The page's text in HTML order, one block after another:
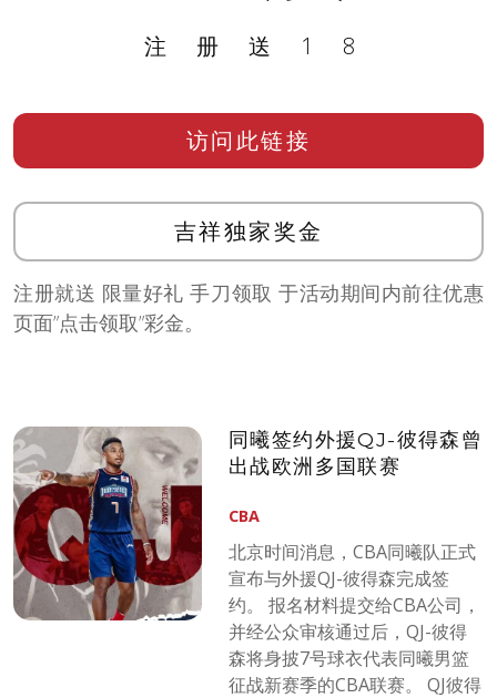
同曦签约外援QJ-彼得森曾
出战欧洲多国联赛
CBA
北京时间消息，CBA同曦队正式
宣布与外援QJ-彼得森完成签
约。 报名材料提交给CBA公司，
并经公众审核通过后，QJ-彼得
森将身披7号球衣代表同曦男篮
征战新赛季的CBA联赛。 QJ彼得
注册送18
访问此链接
吉祥独家奖金
注册就送 限量好礼 手刀领取 于活动期间内前往优惠
页面”点击领取”彩金。